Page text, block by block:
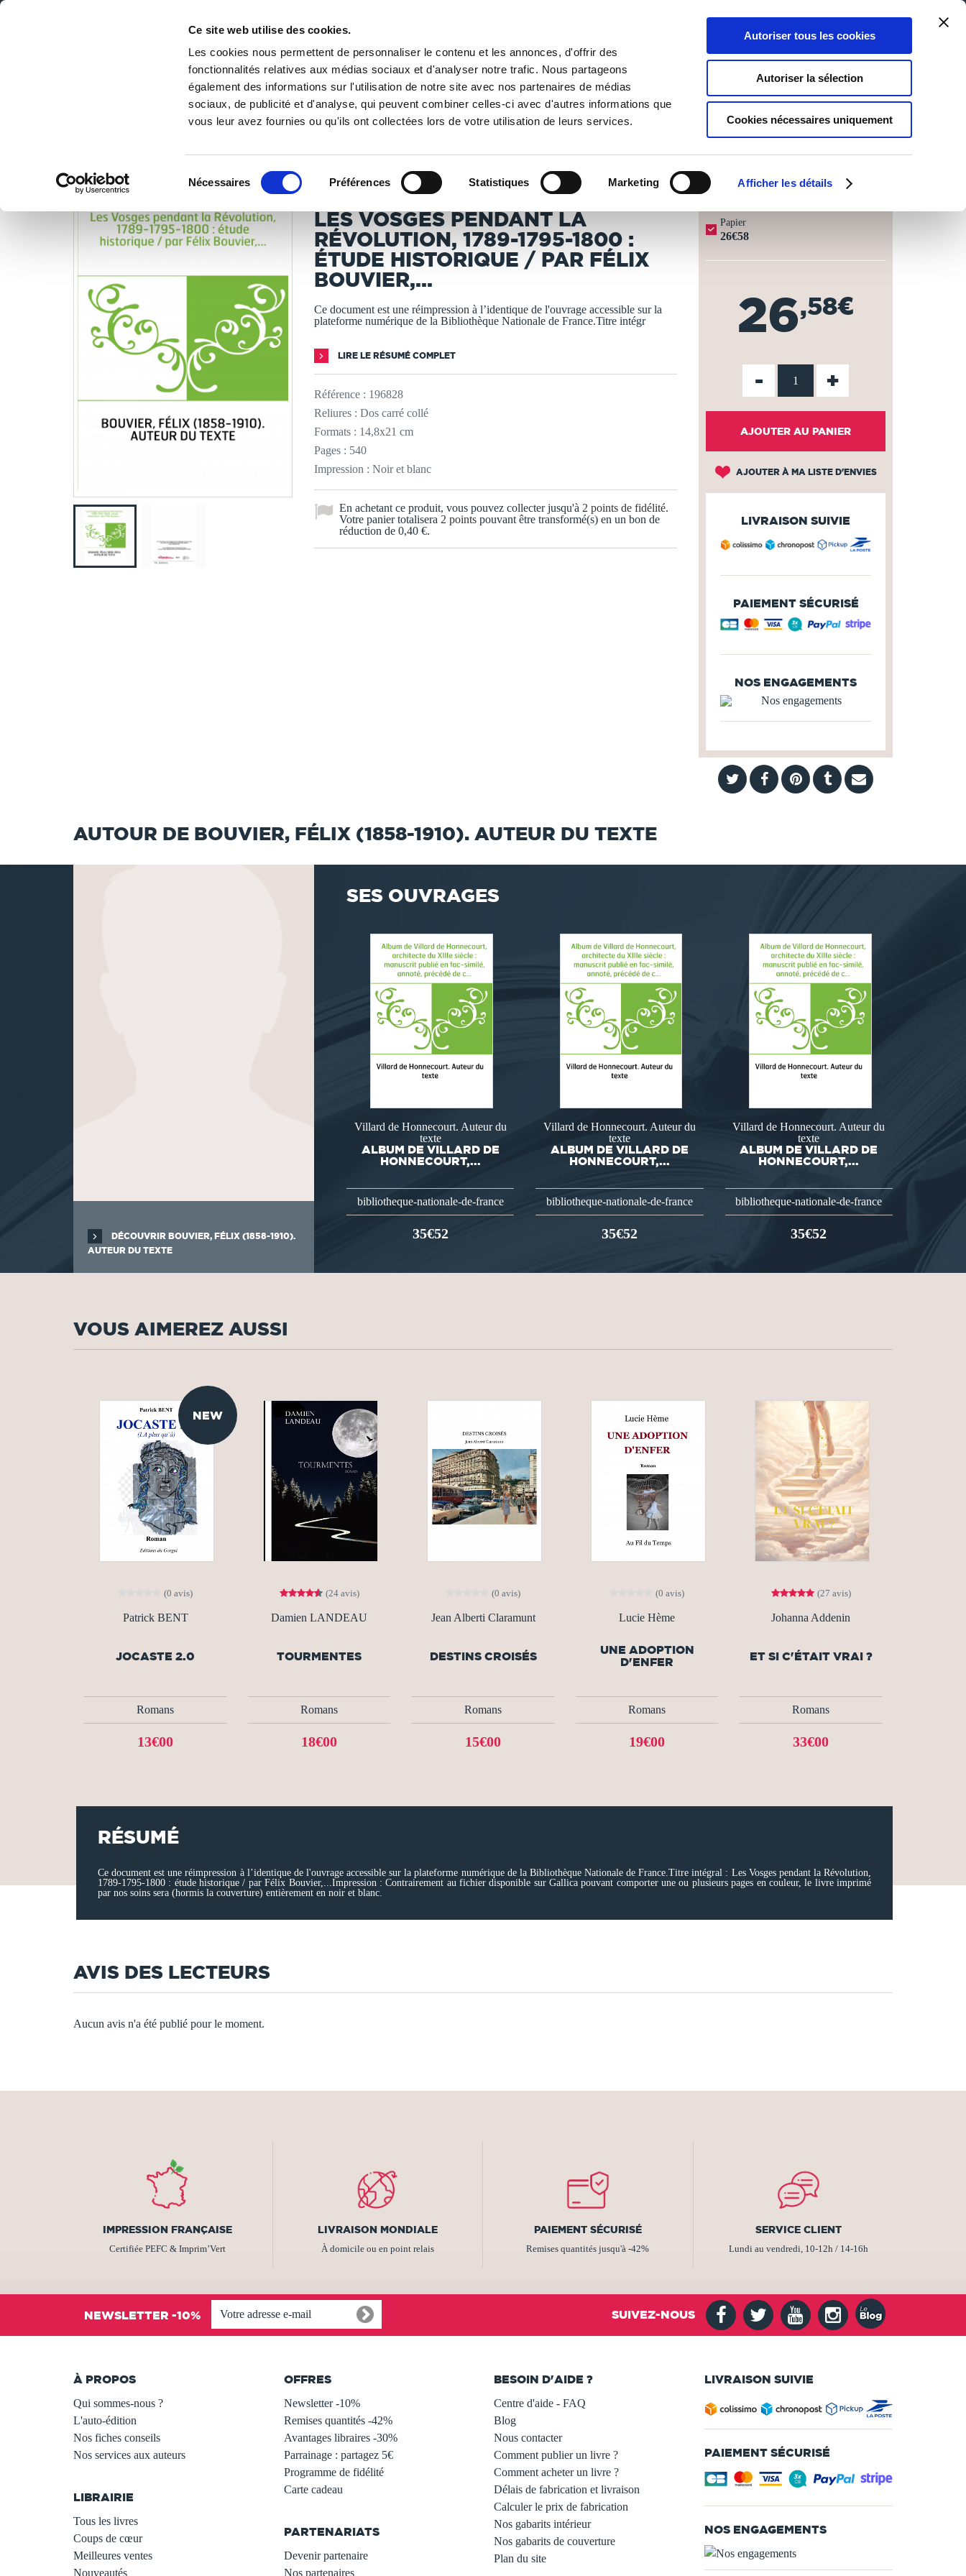
Ce site web utilise des cookies.
Les cookies nous permettent de personnaliser le contenu et les annonces, d'offrir des
fonctionnalités relatives aux médias sociaux et d'analyser notre trafic. Nous partageons
également des informations sur l'utilisation de notre site avec nos partenaires de médias
sociaux, de publicité et d'analyse, qui peuvent combiner celles-ci avec d'autres informations que
vous leur avez fournies ou qu'ils ont collectées lors de votre utilisation de leurs services.
Nécessaires Préférences Statistiques Marketing Afficher les détails
Autoriser tous les cookies
Autoriser la sélection
Cookies nécessaires uniquement
DE LA PAGE BLANCHE... AU BEST SELLER
0
Panier
0
Ma liste
Connexion
PUBLIER UN LIVRE LIBRAIRIE
/ Libres de droits / Bibliothèque Nationale de France / Les Vosges pendant la Révolution, 1789-1795-1800 : étude historique / par Félix Bouvier,...
LES LIVRES SONT IMPRIMÉS À LA DEMANDE - DÉLAI ACTUEL : 3 À 5 JOURS OUVRÉS ⏱️
Bouvier, Félix (1858-1910). Auteur du texte
LES VOSGES PENDANT LA
RÉVOLUTION, 1789-1795-1800 :
ÉTUDE HISTORIQUE / PAR FÉLIX
BOUVIER,...
Ce document est une réimpression à l’identique de l'ouvrage accessible sur la
plateforme numérique de la Bibliothèque Nationale de France.Titre intégr
LIRE LE RÉSUMÉ COMPLET
Référence : 196828
Reliures : Dos carré collé
Formats : 14,8x21 cm
Pages : 540
Impression : Noir et blanc
En achetant ce produit, vous pouvez collecter jusqu'à 2 points de fidélité.
Votre panier totalisera 2 points pouvant être transformé(s) en un bon de
réduction de 0,40 €.
Papier
26€58
26,58€
- +
AJOUTER AU PANIER
AJOUTER À MA LISTE D'ENVIES
LIVRAISON SUIVIE
PAIEMENT SÉCURISÉ
NOS ENGAGEMENTS
AUTOUR DE BOUVIER, FÉLIX (1858-1910). AUTEUR DU TEXTE
DÉCOUVRIR BOUVIER, FÉLIX (1858-1910).
AUTEUR DU TEXTE
SES OUVRAGES
Villard de Honnecourt. Auteur du
texte
ALBUM DE VILLARD DE
HONNECOURT,...
bibliotheque-nationale-de-france
35€52
Villard de Honnecourt. Auteur du
texte
ALBUM DE VILLARD DE
HONNECOURT,...
bibliotheque-nationale-de-france
35€52
Villard de Honnecourt. Auteur du
texte
ALBUM DE VILLARD DE
HONNECOURT,...
bibliotheque-nationale-de-france
35€52
VOUS AIMEREZ AUSSI
NEW
(0 avis)
Patrick BENT
JOCASTE 2.0
Romans
13€00
(24 avis)
Damien LANDEAU
TOURMENTES
Romans
18€00
(0 avis)
Jean Alberti Claramunt
DESTINS CROISÉS
Romans
15€00
(0 avis)
Lucie Hème
UNE ADOPTION
D'ENFER
Romans
19€00
(27 avis)
Johanna Addenin
ET SI C'ÉTAIT VRAI ?
Romans
33€00
RÉSUMÉ
Ce document est une réimpression à l’identique de l'ouvrage accessible sur la plateforme numérique de la Bibliothèque Nationale de France.Titre intégral : Les Vosges pendant la Révolution,
1789-1795-1800 : étude historique / par Félix Bouvier,...Impression : Contrairement au fichier disponible sur Gallica pouvant comporter une ou plusieurs pages en couleur, le livre imprimé
par nos soins sera (hormis la couverture) entièrement en noir et blanc.
AVIS DES LECTEURS
Aucun avis n'a été publié pour le moment.
IMPRESSION FRANÇAISE
Certifiée PEFC & Imprim’Vert
LIVRAISON MONDIALE
À domicile ou en point relais
PAIEMENT SÉCURISÉ
Remises quantités jusqu'à -42%
SERVICE CLIENT
Lundi au vendredi, 10-12h / 14-16h
NEWSLETTER -10% SUIVEZ-NOUS
À PROPOS
Qui sommes-nous ?
L'auto-édition
Nos fiches conseils
Nos services aux auteurs
LIBRAIRIE
Tous les livres
Coups de cœur
Meilleures ventes
Nouveautés
OFFRES
Newsletter -10%
Remises quantités -42%
Avantages libraires -30%
Parrainage : partagez 5€
Programme de fidélité
Carte cadeau
PARTENARIATS
Devenir partenaire
Nos partenaires
BESOIN D'AIDE ?
Centre d'aide - FAQ
Blog
Nous contacter
Comment publier un livre ?
Comment acheter un livre ?
Délais de fabrication et livraison
Calculer le prix de fabrication
Nos gabarits intérieur
Nos gabarits de couverture
Plan du site
LIVRAISON SUIVIE
PAIEMENT SÉCURISÉ
NOS ENGAGEMENTS